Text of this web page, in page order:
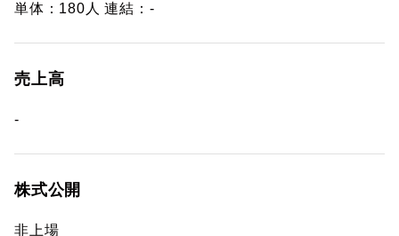
単体：180人 連結：-
売上高
-
株式公開
非上場